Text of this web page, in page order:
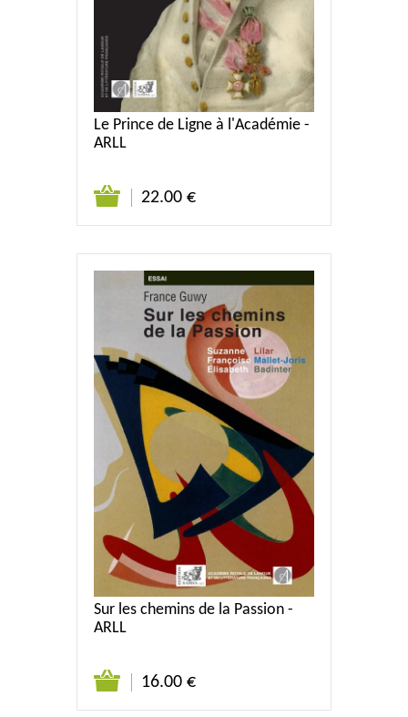
Le Prince de Ligne à l'Académie -
ARLL
22.00 €
Sur les chemins de la Passion -
ARLL
16.00 €